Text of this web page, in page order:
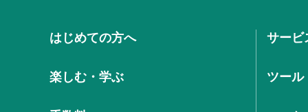
はじめての方へ
楽しむ・学ぶ
サービ
ツール